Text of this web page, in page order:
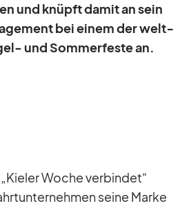
und knüpft da­mit an sein
bei ei­nem der welt­
und Som­mer­feste an.
Wo­che ver­bin­det“
seine Marke